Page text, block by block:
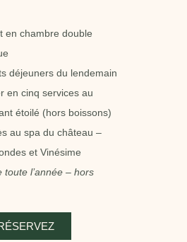
en chambre double
déjeuners du lendemain
en cinq services au
étoilé (hors boissons)
au spa du château –
et Vinésime
toute l’année – hors